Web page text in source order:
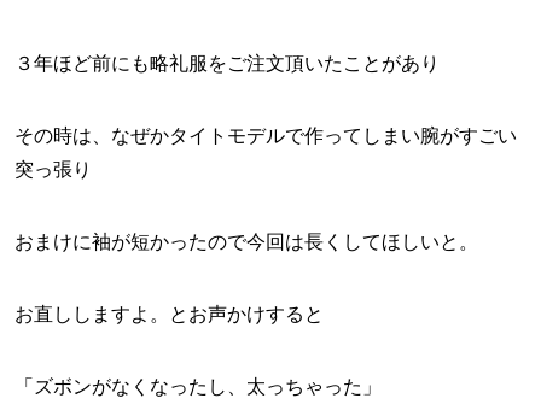
３年ほど前にも略礼服をご注文頂いたことがあり
その時は、なぜかタイトモデルで作ってしまい腕がすごい
突っ張り
おまけに袖が短かったので今回は長くしてほしいと。
お直ししますよ。とお声かけすると
「ズボンがなくなったし、太っちゃった」